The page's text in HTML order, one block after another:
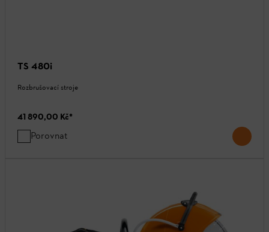
TS 480i
Rozbrušovací stroje
41 890,00 Kč*
Porovnat